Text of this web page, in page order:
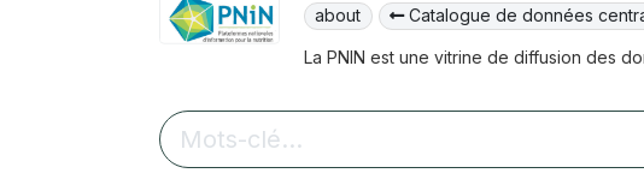
about Catalogue de données
La PNIN est une vitrine de diffusion des